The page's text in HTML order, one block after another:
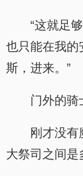
“这就足
也只能在我的
斯，进来。”
门外的骑
刚才没
大祭司之间是